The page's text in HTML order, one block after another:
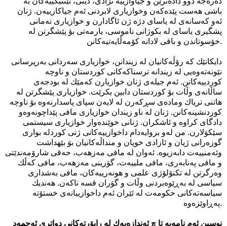
باشی هه‌ست پێده‌كه‌ن وخوازیاری‌ لابردنی‌ ئه‌م جیاكارییه‌ن. ژنان
ئه‌و كه‌سانه‌ی له‌ یاسای‌ دژه‌ ژن ئاگادارن و خوازیاری‌ نه‌مانی‌
پشگیری یاسای‌ له‌ بكوژانی‌ ناموسی، یارمه‌تی‌ بۆ پێشگرتن له‌
خۆسوتاندن و باقی لادانه‌ كۆمه‌ڵایه‌تیه‌كانن.
دایكانێك كه‌ رۆڵه‌كانیان له‌ زیندانن، خوازیاری‌ سه‌ردانی‌ به‌رپرسانی‌
نێونه‌ته‌وه‌یی‌ له‌ زیندانه‌ ترسناكه‌كانی‌ كوردستان و ناوچه‌
كوردییه‌كانن. ئه‌م جیله‌ی ژنان خوازیارن كه‌مێك له‌ بودجه‌ی‌
ساڵانه‌ی‌ وڵات بۆ كوردستان دابین بكرێت. خوازیاری‌ پێشگرتن له‌
هاتنی‌ تریاك وماده‌ی‌ سڕكه‌رن له‌ لایه‌ن سپای پاسدارنه‌وه‌ بۆ ناوچه‌
كوردنشینه‌كانن. ژنان له‌ ناو زیندان خوازیاری‌ مافی‌ پێداچونه‌وه‌و
دادگای‌ كراوه‌ و ئاشكران. ژنانی‌ خوێنده‌وار خوازیاری‌ سیستمی‌
سێكوَلارن. من له‌و بروایه‌دام داخوازییه‌كانی‌ ژنی‌ كوردله‌ بواری‌
گوزه‌رانی‌ ژیان و ئازادی‌ خویان و منداڵه‌كانیان بوَ بێهداشت
وئه‌منییه‌ت دابه‌زیوه‌. ئه‌وان له‌ مافی مه‌زهه‌ب، حه‌قی شارۆمه‌ندێتی
و مافی په‌نابه‌ری‌، مافی ملییه‌ت، گوَرینی‌ مه‌زهه‌ب، مافی كه‌ڵك
وه‌رگرتن له‌ تكنۆلۆژی علمی‌ و هونه‌رییه‌كان، مافی به‌شداری‌
سیاسی له‌ به‌ڕێوه‌بردنی‌ وڵات و گوَران قسه‌ ناكه‌ن. هه‌ندیك
سیاسه‌ته‌كانی‌ حكومه‌ت له‌ ئێران ئه‌م داخوازییانه‌ی‌ خستۆته‌
په‌ڕاوێزه‌وه‌.
نوسین ئه‌م نامه‌یه‌ تا چ ئه‌ندازه‌یه‌ك له‌ راپۆرته‌كانی‌ دواتری‌ ئه‌حمه‌د